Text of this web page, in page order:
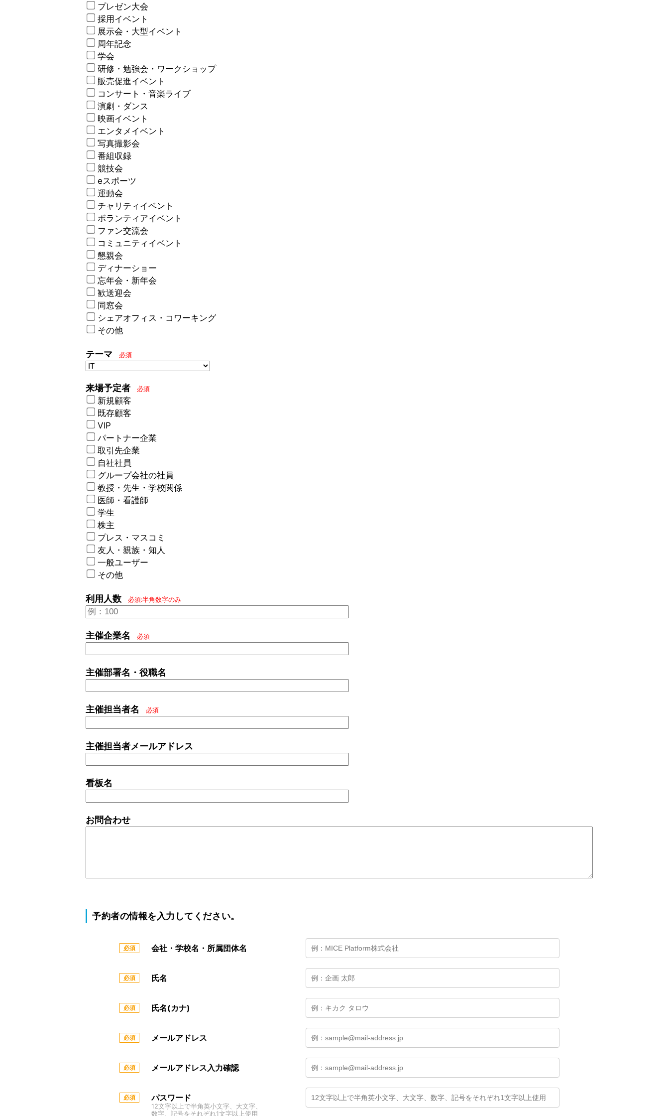
プレゼン大会
採用イベント
展示会・大型イベント
周年記念
学会
研修・勉強会・ワークショップ
販売促進イベント
コンサート・音楽ライブ
演劇・ダンス
映画イベント
エンタメイベント
写真撮影会
番組収録
競技会
eスポーツ
運動会
チャリティイベント
ボランティアイベント
ファン交流会
コミュニティイベント
懇親会
ディナーショー
忘年会・新年会
歓送迎会
同窓会
シェアオフィス・コワーキング
その他
テーマ 必須
来場予定者 必須
新規顧客
既存顧客
VIP
パートナー企業
取引先企業
自社社員
グループ会社の社員
教授・先生・学校関係
医師・看護師
学生
株主
プレス・マスコミ
友人・親族・知人
一般ユーザー
その他
利用人数 必須:半角数字のみ
主催企業名 必須
主催部署名・役職名
主催担当者名 必須
主催担当者メールアドレス
看板名
お問合わせ
予約者の情報を入力してください。
会社・学校名・所属団体名
氏名
氏名(カナ)
メールアドレス
メールアドレス入力確認
パスワード
12文字以上で半角英小文字、大文字、
数字、記号をそれぞれ1文字以上使用